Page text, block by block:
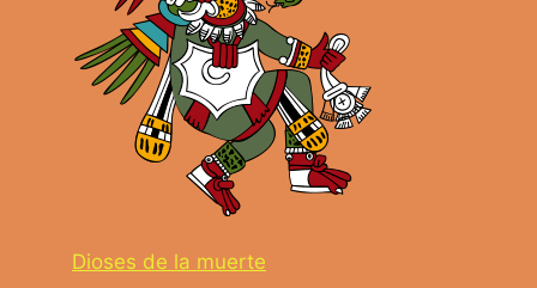
Dioses de la muerte